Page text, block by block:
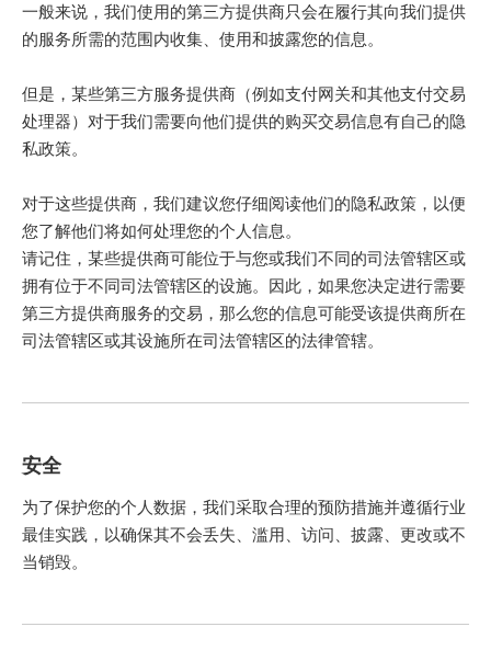
一般来说，我们使用的第三方提供商只会在履行其向我们提供
的服务所需的范围内收集、使用和披露您的信息。
但是，某些第三方服务提供商（例如支付网关和其他支付交易
处理器）对于我们需要向他们提供的购买交易信息有自己的隐
私政策。
对于这些提供商，我们建议您仔细阅读他们的隐私政策，以便
您了解他们将如何处理您的个人信息。
请记住，某些提供商可能位于与您或我们不同的司法管辖区或
拥有位于不同司法管辖区的设施。因此，如果您决定进行需要
第三方提供商服务的交易，那么您的信息可能受该提供商所在
司法管辖区或其设施所在司法管辖区的法律管辖。
安全
为了保护您的个人数据，我们采取合理的预防措施并遵循行业
最佳实践，以确保其不会丢失、滥用、访问、披露、更改或不
当销毁。